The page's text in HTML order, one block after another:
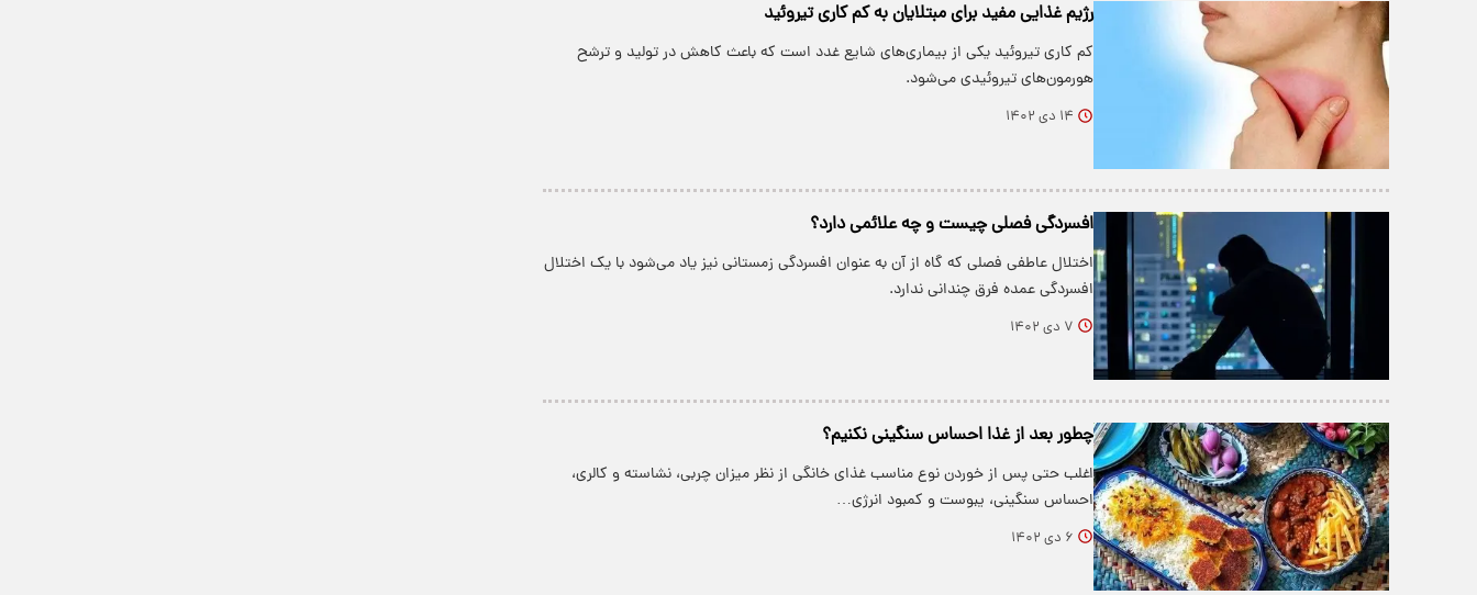
رژیم غذایی مفید برای مبتلایان به کم کاری تیروئید
کم کاری تیروئید یکی از بیماری‌های شایع غدد است که باعث کاهش در تولید و ترشح
هورمون‌های تیروئیدی می‌شود.
۱۴ دی ۱۴۰۲
افسردگی فصلی چیست و چه علائمی دارد؟
اختلال عاطفی فصلی که گاه از آن به عنوان افسردگی زمستانی نیز یاد می‌شود با یک اختلال
افسردگی عمده فرق چندانی ندارد.
۷ دی ۱۴۰۲
چطور بعد از غذا احساس سنگینی نکنیم؟
اغلب حتی پس از خوردن نوع مناسب غذای خانگی از نظر میزان چربی، نشاسته و کالری،
احساس سنگینی، یبوست و کمبود انرژی…
۶ دی ۱۴۰۲